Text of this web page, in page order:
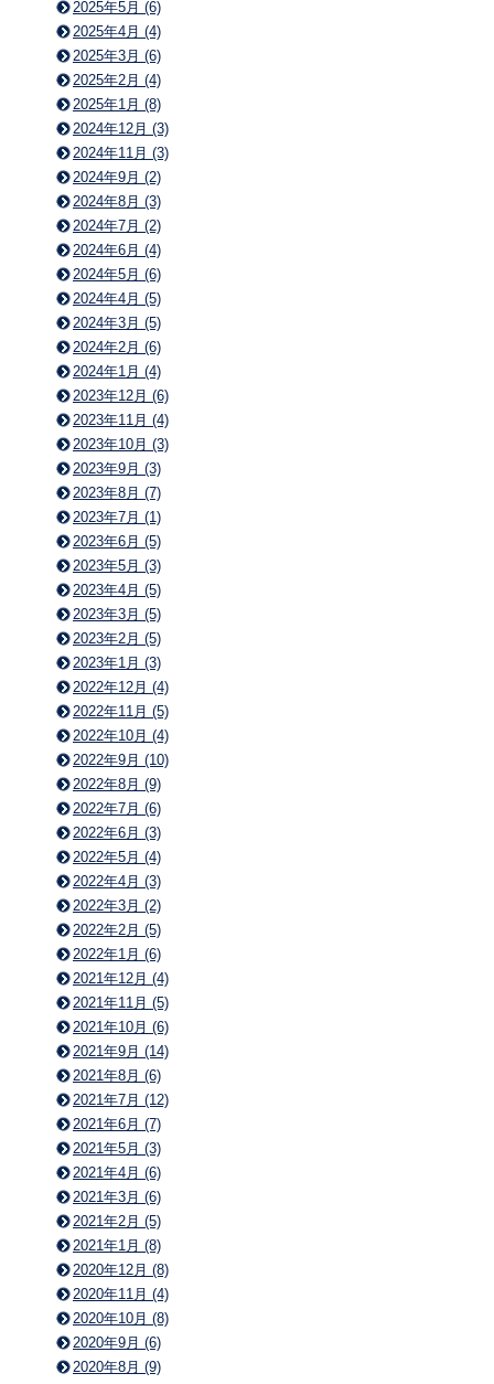
2025年5月 (6)
2025年4月 (4)
2025年3月 (6)
2025年2月 (4)
2025年1月 (8)
2024年12月 (3)
2024年11月 (3)
2024年9月 (2)
2024年8月 (3)
2024年7月 (2)
2024年6月 (4)
2024年5月 (6)
2024年4月 (5)
2024年3月 (5)
2024年2月 (6)
2024年1月 (4)
2023年12月 (6)
2023年11月 (4)
2023年10月 (3)
2023年9月 (3)
2023年8月 (7)
2023年7月 (1)
2023年6月 (5)
2023年5月 (3)
2023年4月 (5)
2023年3月 (5)
2023年2月 (5)
2023年1月 (3)
2022年12月 (4)
2022年11月 (5)
2022年10月 (4)
2022年9月 (10)
2022年8月 (9)
2022年7月 (6)
2022年6月 (3)
2022年5月 (4)
2022年4月 (3)
2022年3月 (2)
2022年2月 (5)
2022年1月 (6)
2021年12月 (4)
2021年11月 (5)
2021年10月 (6)
2021年9月 (14)
2021年8月 (6)
2021年7月 (12)
2021年6月 (7)
2021年5月 (3)
2021年4月 (6)
2021年3月 (6)
2021年2月 (5)
2021年1月 (8)
2020年12月 (8)
2020年11月 (4)
2020年10月 (8)
2020年9月 (6)
2020年8月 (9)